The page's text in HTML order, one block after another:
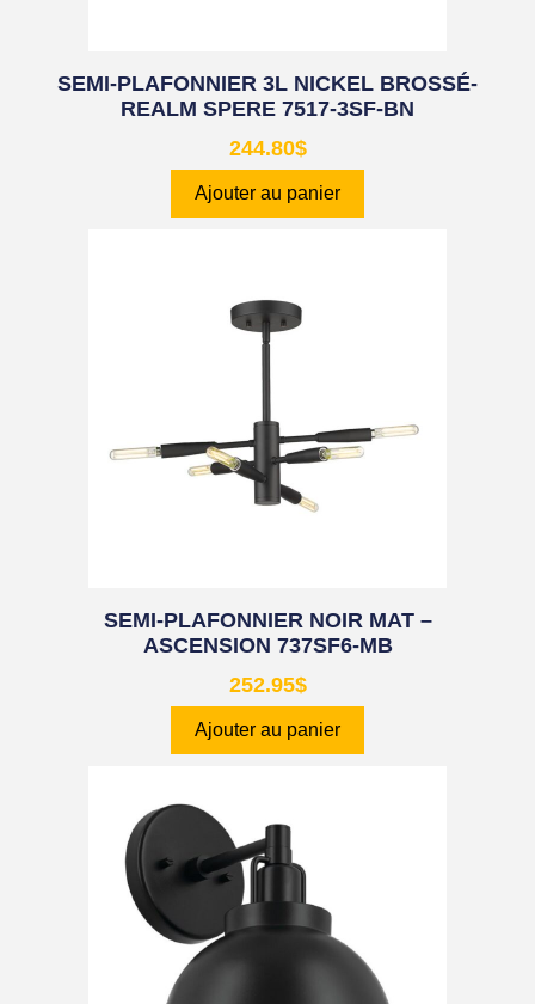
SEMI-PLAFONNIER 3L NICKEL BROSSÉ-
REALM SPERE 7517-3SF-BN
244.80$
Ajouter au panier
SEMI-PLAFONNIER NOIR MAT –
ASCENSION 737SF6-MB
252.95$
Ajouter au panier